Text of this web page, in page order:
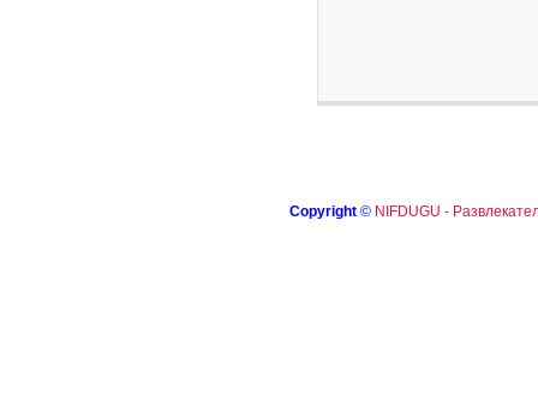
Copyright © NIFDUGU -